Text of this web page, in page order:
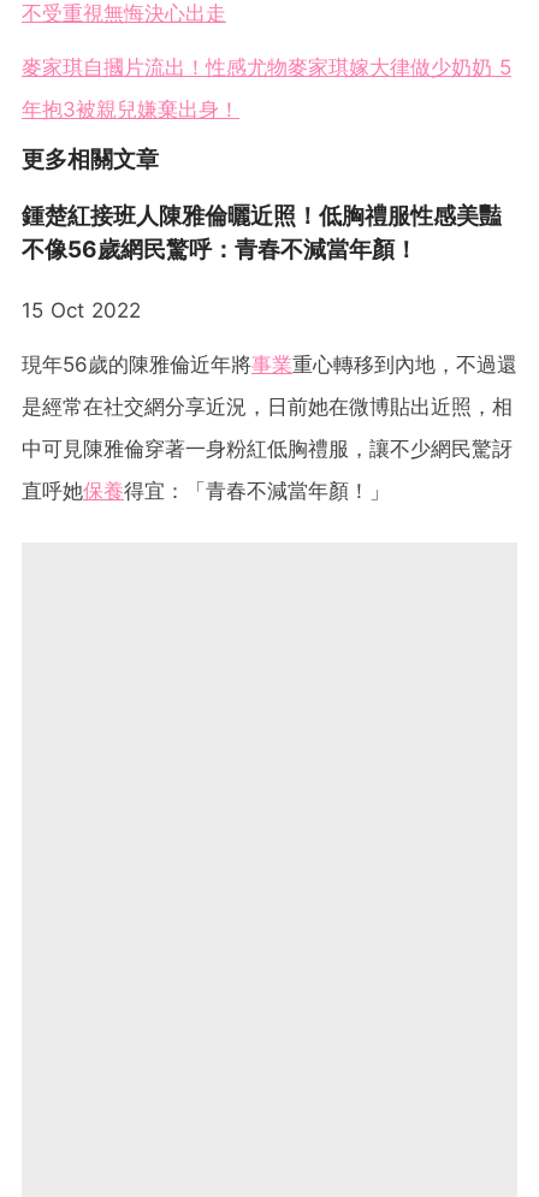
不受重視無悔決心出走
麥家琪自摑片流出！性感尤物麥家琪嫁大律做少奶奶 5
年抱3被親兒嫌棄出身！
更多相關文章
鍾楚紅接班人陳雅倫曬近照！低胸禮服性感美豔
不像56歲網民驚呼：青春不減當年顏！
15 Oct 2022
現年56歲的陳雅倫近年將事業重心轉移到內地，不過還
是經常在社交網分享近況，日前她在微博貼出近照，相
中可見陳雅倫穿著一身粉紅低胸禮服，讓不少網民驚訝
直呼她保養得宜：「青春不減當年顏！」